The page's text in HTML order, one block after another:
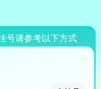
号请参考以下方式